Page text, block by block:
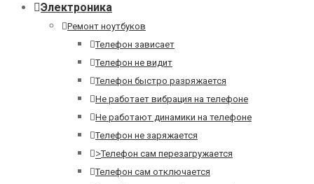
Электроника
Ремонт ноутбуков
Телефон зависает
Телефон не видит
Телефон быстро разряжается
Не работает вибрация на телефоне
Не работают динамики на телефоне
Телефон не заряжается
>Телефон сам перезагружается
Телефон сам отключается